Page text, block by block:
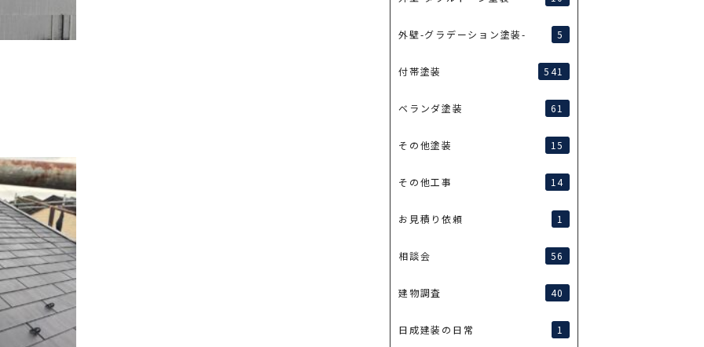
外壁-グラデーション塗装- 5
付帯塗装 541
ベランダ塗装 61
その他塗装 15
その他工事 14
お見積り依頼 1
相談会 56
建物調査 40
日成建装の日常 1